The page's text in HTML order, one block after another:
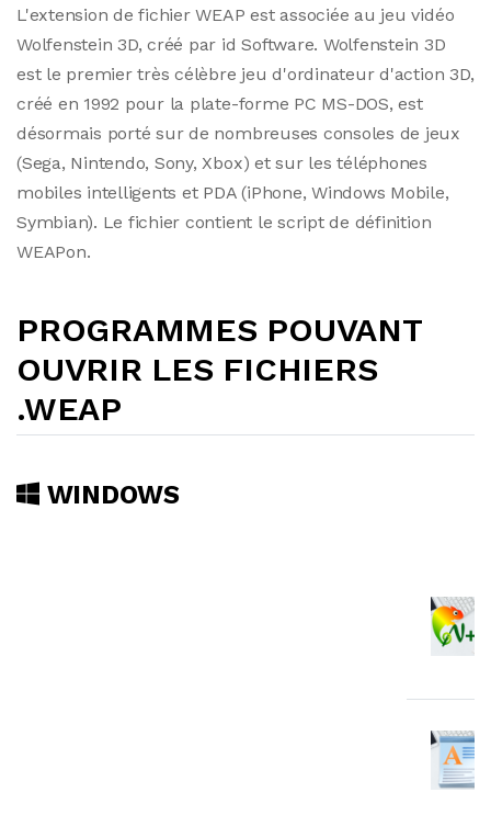
L'extension de fichier WEAP est associée au jeu vidéo
Wolfenstein 3D, créé par id Software. Wolfenstein 3D
est le premier très célèbre jeu d'ordinateur d'action 3D,
créé en 1992 pour la plate-forme PC MS-DOS, est
désormais porté sur de nombreuses consoles de jeux
(Sega, Nintendo, Sony, Xbox) et sur les téléphones
mobiles intelligents et PDA (iPhone, Windows Mobile,
Symbian). Le fichier contient le script de définition
WEAPon.
PROGRAMMES POUVANT
OUVRIR LES FICHIERS
.WEAP
WINDOWS